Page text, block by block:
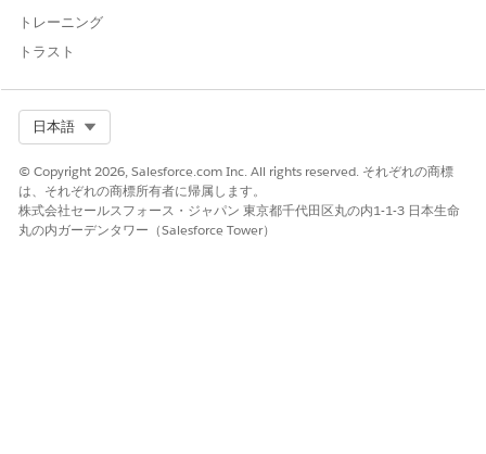
ートに関連付けられた [送信者コード] を選択します。
はい いいえ
トレーニング
トラスト
日本語
© Copyright 2026, Salesforce.com Inc. All rights reserved. それぞれの商標
は、それぞれの商標所有者に帰属します。
株式会社セールスフォース・ジャパン 東京都千代田区丸の内1-1-3 日本生命
丸の内ガーデンタワー（Salesforce Tower）